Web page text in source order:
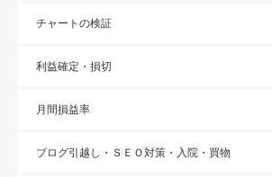
チャートの検証
利益確定・損切
月間損益率
ブログ引越し・ＳＥＯ対策・入院・買物